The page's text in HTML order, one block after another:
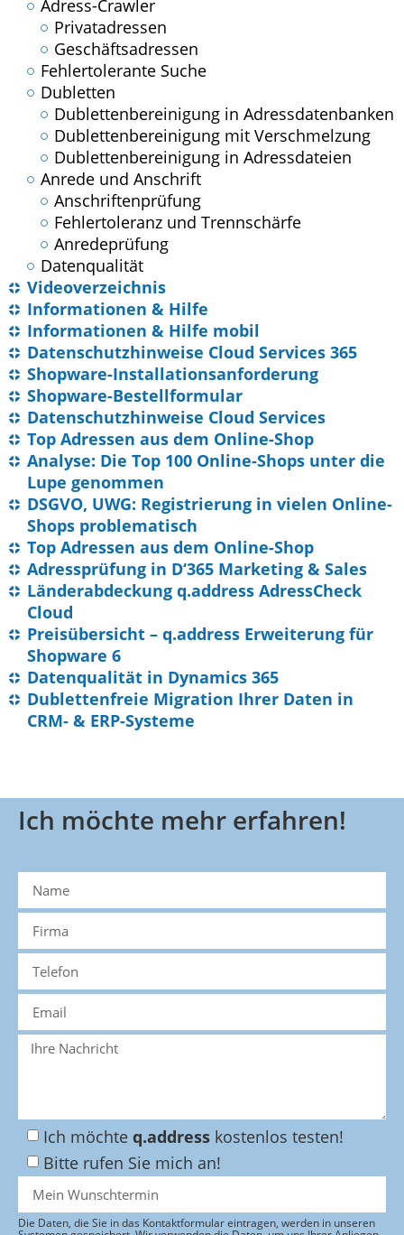
Adress-Crawler
Privatadressen
Geschäftsadressen
Fehlertolerante Suche
Dubletten
Dublettenbereinigung in Adressdatenbanken
Dublettenbereinigung mit Verschmelzung
Dublettenbereinigung in Adressdateien
Anrede und Anschrift
Anschriftenprüfung
Fehlertoleranz und Trennschärfe
Anredeprüfung
Datenqualität
Videoverzeichnis
Informationen & Hilfe
Informationen & Hilfe mobil
Datenschutzhinweise Cloud Services 365
Shopware-Installationsanforderung
Shopware-Bestellformular
Datenschutzhinweise Cloud Services
Top Adressen aus dem Online-Shop
Analyse: Die Top 100 Online-Shops unter die
Lupe genommen
DSGVO, UWG: Registrierung in vielen Online-
Shops problematisch
Top Adressen aus dem Online-Shop
Adressprüfung in D‘365 Marketing & Sales
Länderabdeckung q.address AdressCheck
Cloud
Preisübersicht – q.address Erweiterung für
Shopware 6
Datenqualität in Dynamics 365
Dublettenfreie Migration Ihrer Daten in
CRM- & ERP-Systeme
Ich möchte mehr erfahren!
Ich möchte q.address kostenlos testen!
Bitte rufen Sie mich an!
Die Daten, die Sie in das Kontaktformular eintragen, werden in unseren